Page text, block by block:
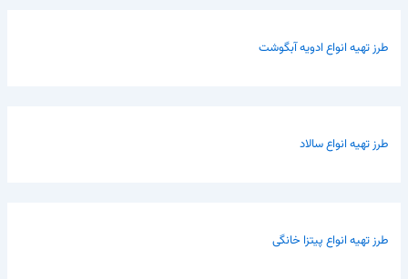
طرز تهیه انواع ادویه آبگوشت
طرز تهیه انواع سالاد
طرز تهیه انواع پیتزا خانگی